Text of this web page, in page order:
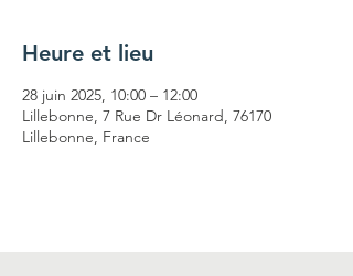
Heure et lieu
28 juin 2025, 10:00 – 12:00
Lillebonne, 7 Rue Dr Léonard, 76170
Lillebonne, France